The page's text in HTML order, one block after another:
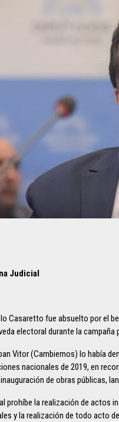
Judicial
Casaretto fue absuelto por el
electoral durante la
Vitor (Cambiemos) lo había
nacionales de 2019, en
de obras públicas,
prohíbe la realización de actos
y la realización de todo acto